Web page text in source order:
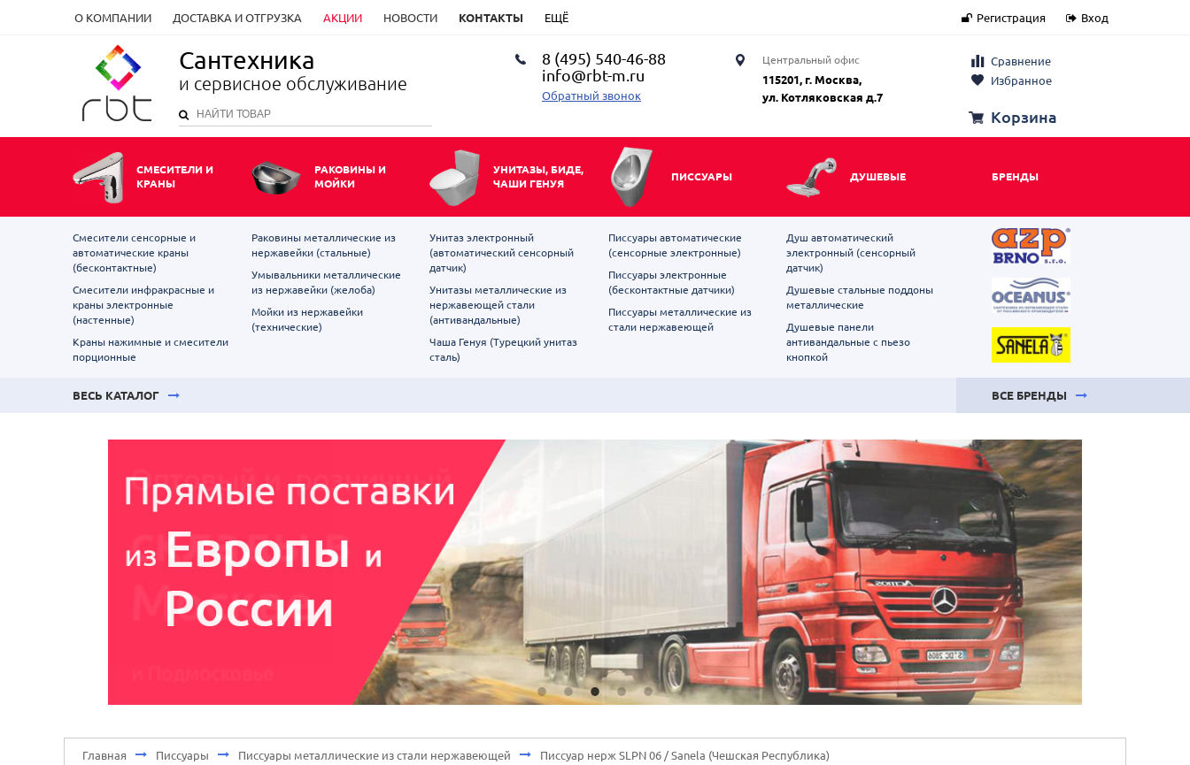
О КОМПАНИИ ДОСТАВКА И ОТГРУЗКА АКЦИИ НОВОСТИ КОНТАКТЫ ЕЩЁ Регистрация Вход
Сантехника
и сервисное обслуживание
8 (495) 540-46-88
info@rbt-m.ru
Обратный звонок
Центральный офис
115201, г. Москва,
ул. Котляковская д.7
Сравнение
Избранное
Корзина
СМЕСИТЕЛИ И
КРАНЫ
РАКОВИНЫ И
МОЙКИ
УНИТАЗЫ, БИДЕ,
ЧАШИ ГЕНУЯ
ПИССУАРЫ ДУШЕВЫЕ БРЕНДЫ
Смесители сенсорные и
автоматические краны
(бесконтактные)
Смесители инфракрасные и
краны электронные
(настенные)
Краны нажимные и смесители
порционные
Раковины металлические из
нержавейки (стальные)
Умывальники металлические
из нержавейки (желоба)
Мойки из нержавейки
(технические)
Унитаз электронный
(автоматический сенсорный
датчик)
Унитазы металлические из
нержавеющей стали
(антивандальные)
Чаша Генуя (Турецкий унитаз
сталь)
Писсуары автоматические
(сенсорные электронные)
Писсуары электронные
(бесконтактные датчики)
Писсуары металлические из
стали нержавеющей
Душ автоматический
электронный (сенсорный
датчик)
Душевые стальные поддоны
металлические
Душевые панели
антивандальные с пьезо
кнопкой
ВЕСЬ КАТАЛОГ ВСЕ БРЕНДЫ
Главная Писсуары Писсуары металлические из стали нержавеющей Писсуар нерж SLPN 06 / Sanela (Чешская Республика)